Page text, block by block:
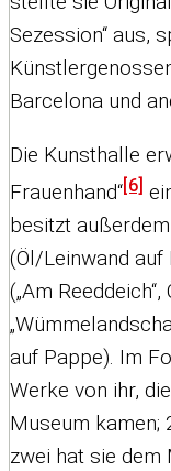
Sezession“ aus,
Barcelona und
Die Kunsthalle
Frauenhand“[6]
besitzt
(Öl/Leinwand
(„Am
auf Pappe). Im
Werke von ihr,
Museum kamen;
zwei hat sie dem